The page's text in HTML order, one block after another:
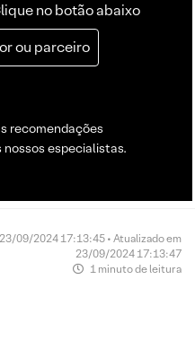
no botão abaixo
ou parceiro
recomendações
nossos especialistas.
23/09/2024 17:13:45 • Atualizado em
23/09/2024 17:13:47
1 minuto de leitura